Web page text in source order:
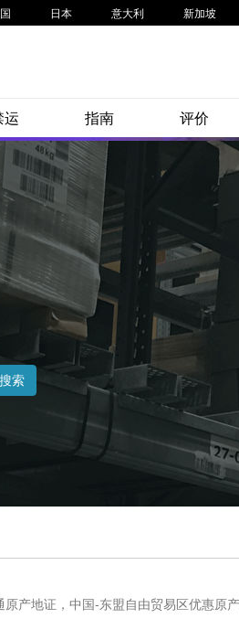
日本 意大利 新加坡
运 指南 评价
地证，中国-东盟自由贸易区优惠原